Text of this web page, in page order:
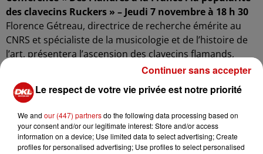
des clavecins Ruckers » – Jeudi 7 novembre à 18 h 30
Florence Gétreau, directrice de recherche émérite au
CNRS et spécialiste de la musicologie et de l’histoire de
l’art, présentera l’ascension des clavecins flamands,
comme ceux des Ruckers, dans la culture française du
XVIIe siècle jusqu’à la Révolution. Grâce à leur qualité
sonore et leur fabrication exceptionnelle, ces
instruments se sont imposés dans les salons français et
sont devenus des symboles du raffinement musical du
Siècle des Lumières.
Le respect de votre vie privée est notre priorité
We and our (447) partnersdo the following data processing based on
your consent and/or our legitimate interest: Store and/or access
information on a device; Use limited data to select advertising; Create
profiles for personalised advertising; Use profiles to select personalised
Continuer sans accepter